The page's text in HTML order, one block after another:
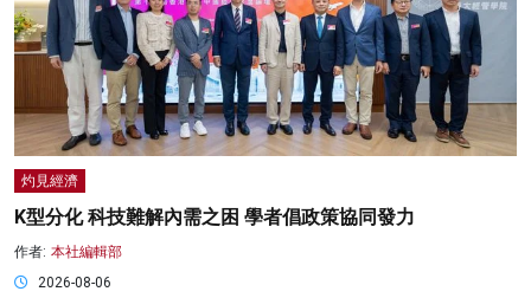
灼見經濟
K型分化 科技難解內需之困 學者倡政策協同發力
作者: 本社編輯部
2026-08-06